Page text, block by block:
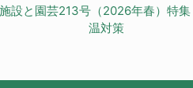
施設と園芸213号（2026年春）特集
温対策